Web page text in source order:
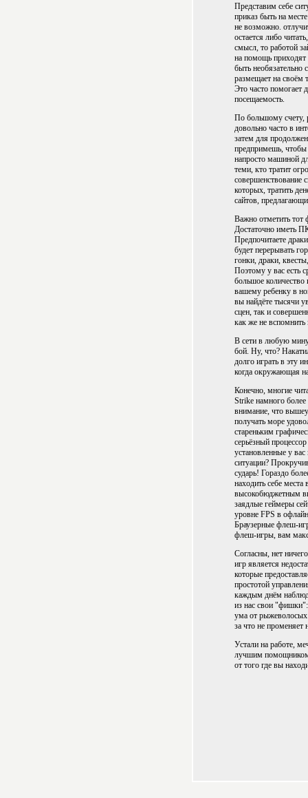
Представим себе
приказ быть на
не возможно.
остается либо
смысл, то работой
на помощь приходят
быть необязательно
размещает на своём
Это часто помогает
посещаемость.
По большому счету,
довольно часто в
затем для
предпримешь, чтобы
напросто машиной
теми, кто тратит
совершенствование
которых, тратить
сайтов,
Важно отметить тот
Достаточно иметь
Предпочитаете
будет перерывать
гонки, драки,
Поэтому у вас есть
большое
вашему ребенку в
вы найдёте тысячи
сцен, так и
как же не
В сети в любую
бой. Ну, что?
долго играть в эту
когда окружающая
Конечно, многие
Strike намного
внимание, что
получать море
стареньким
серьёзный
установленные у
ситуации?
сударь! Гораздо
находить себе
высокобюджетным
заядлые геймеры
уровне FPS в
Браузерные флеш-
флеш-игры, вам
Согласны, нет
игр является
которые
простотой
каждым днём
из нас свои "фишки":
ума от
за что не
Устали на работе,
лучшим помощником
от того где вы